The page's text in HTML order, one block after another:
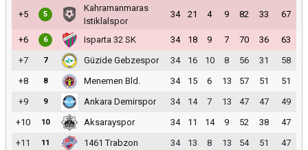
+5 5
Kahramanmaras
Istiklalspor
34 21 4 9 82 33 67
+6 6 Isparta 32 SK 34 18 9 7 70 36
63
+7
7 Güzide Gebzespor 34 16 10 8 56 31
58
+8
8 Menemen Bld. 34 15 6 13 57 51
51
+9
9 Ankara Demirspor 34 14 7 13 47 47
49
+10
10 Aksarayspor 34 11 14 9 52 38
47
+11
11 1461 Trabzon 34 13 8 13 54 51
47